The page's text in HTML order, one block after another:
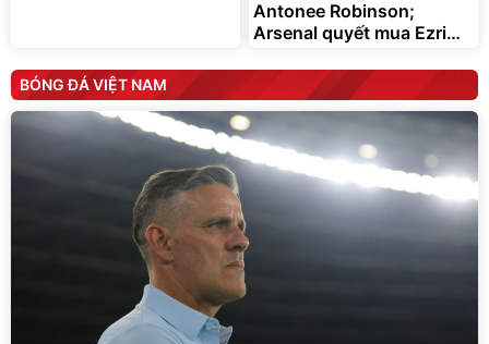
Antonee Robinson;
Arsenal quyết mua Ezri
BÓNG ĐÁ VIỆT NAM